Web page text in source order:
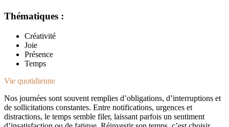
Thématiques :
Créativité
Joie
Présence
Temps
Vie quotidienne
Nos journées sont souvent remplies d’obligations, d’interruptions et
de sollicitations constantes. Entre notifications, urgences et
distractions, le temps semble filer, laissant parfois un sentiment